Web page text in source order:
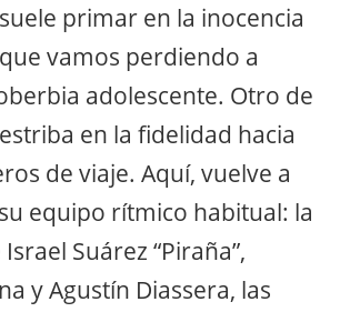
primar en la inocencia
vamos perdiendo a
adolescente. Otro de
en la fidelidad hacia
de viaje. Aquí, vuelve a
equipo rítmico habitual: la
Suárez “Piraña”,
y Agustín Diassera, las